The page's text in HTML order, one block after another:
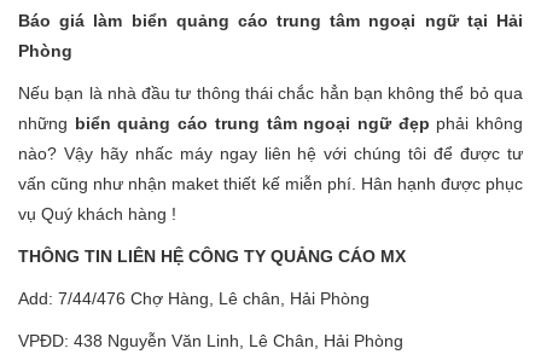
Báo giá làm biển quảng cáo trung tâm ngoại ngữ tại Hải
Phòng
Nếu bạn là nhà đầu tư thông thái chắc hẳn bạn không thể bỏ qua
những biển quảng cáo trung tâm ngoại ngữ đẹp phải không
nào? Vậy hãy nhấc máy ngay liên hệ với chúng tôi để được tư
vấn cũng như nhận maket thiết kế miễn phí. Hân hạnh được phục
vụ Quý khách hàng !
THÔNG TIN LIÊN HỆ CÔNG TY QUẢNG CÁO MX
Add: 7/44/476 Chợ Hàng, Lê chân, Hải Phòng
VPĐD: 438 Nguyễn Văn Linh, Lê Chân, Hải Phòng